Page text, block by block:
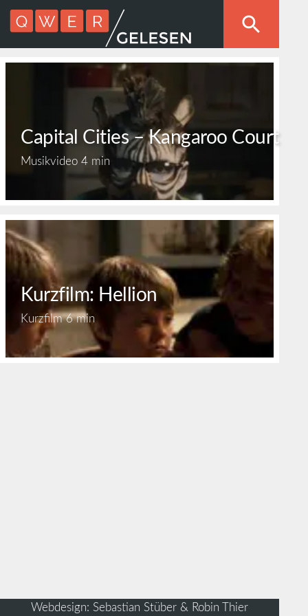
Capital Cities – Kangaroo Court
Musikvideo 4 min
Kurzfilm: Hellion
Kurzfilm6 min
Webdesign: Sebastian Stüber & Robin Thier